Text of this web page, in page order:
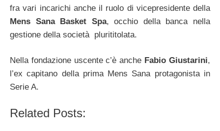
fra vari incarichi anche il ruolo di vicepresidente della
Mens Sana Basket Spa, occhio della banca nella
gestione della società plurititolata.
Nella fondazione uscente c’è anche Fabio Giustarini,
l’ex capitano della prima Mens Sana protagonista in
Serie A.
Related Posts: